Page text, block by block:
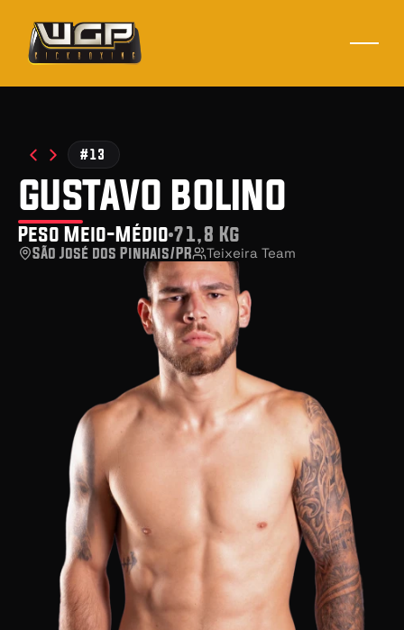
#13
gustavo bolino
Peso Meio-Médio 71,8 Kg
São José dos Pinhais/PR Teixeira Team